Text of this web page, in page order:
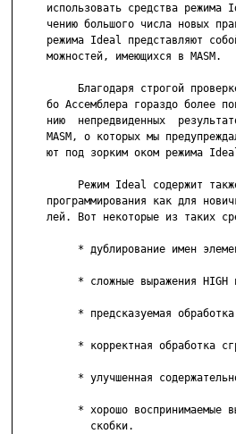
использовать средства режима
чению большого числа новых
режима Ideal представляют
     можностей, имеющихся в MASM.
Благодаря строгой
бо Ассемблера гораздо более
нию  непредвиденных
MASM, о которых мы
ют под зорким оком режима
Pежим Ideal содержит
программирования как для
лей. Вот некоторые из таких
* дублирование имен
* сложные выражения HIGH
* предсказуемая
* корректная обработка
* улучшенная
* хорошо воспринимаемые
            скобки.